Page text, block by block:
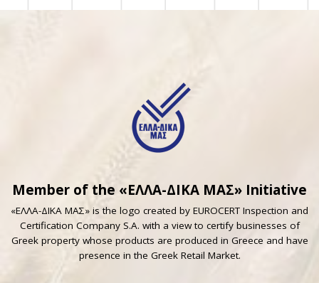
Member of the «ΕΛΛΑ-ΔΙΚΑ ΜΑΣ» Initiative
«ΕΛΛΑ-ΔΙΚΑ ΜΑΣ» is the logo created by EUROCERT Inspection and
Certification Company S.A. with a view to certify businesses of
Greek property whose products are produced in Greece and have
presence in the Greek Retail Market.